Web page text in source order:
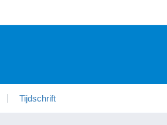
Tijdschrift